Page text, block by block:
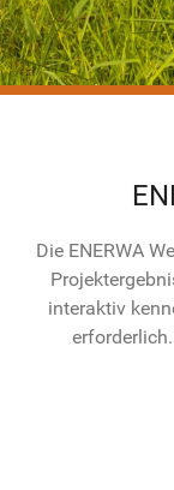
Die ENERWA
interaktiv